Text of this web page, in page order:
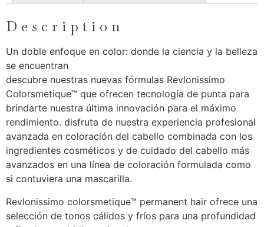
Description
Un doble enfoque en color: donde la ciencia y la belleza
se encuentran
descubre nuestras nuevas fórmulas Revlonissimo
Colorsmetique™ que ofrecen tecnología de punta para
brindarte nuestra última innovación para el máximo
rendimiento. disfruta de nuestra experiencia profesional
avanzada en coloración del cabello combinada con los
ingredientes cosméticos y de cuidado del cabello más
avanzados en una línea de coloración formulada como
si contuviera una mascarilla.
Revlonissimo colorsmetique™ permanent hair ofrece una
selección de tonos cálidos y fríos para una profundidad